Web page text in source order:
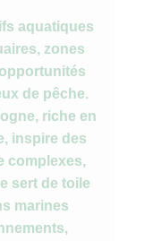
aquatiques
zones
de pêche.
riche en
inspire des
complexes,
sert de toile
marines